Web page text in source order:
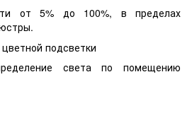
от 5% до 100%, в пределах
подсветки
света по помещению